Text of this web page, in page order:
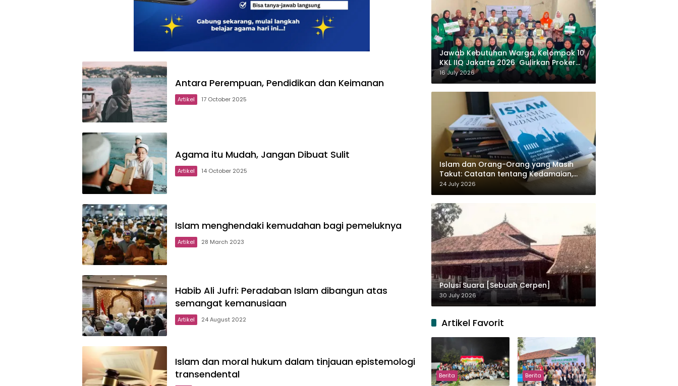
Antara Perempuan, Pendidikan dan Keimanan
Artikel 17 October 2025
Agama itu Mudah, Jangan Dibuat Sulit
Artikel 14 October 2025
Islam menghendaki kemudahan bagi pemeluknya
Artikel 28 March 2023
Habib Ali Jufri: Peradaban Islam dibangun atas
semangat kemanusiaan
Artikel 24 August 2022
Islam dan moral hukum dalam tinjauan epistemologi
transendental
Jawab Kebutuhan Warga, Kelompok 10
KKL IIQ Jakarta 2026 Gulirkan Proker
Wakaf Al-Qur’an di Sukamanah
16 July 2026
Islam dan Orang-Orang yang Masih
Takut: Catatan tentang Kedamaian,
Kemajemukan, dan Negara dalam
Pemikiran Masykuri Abdillah
24 July 2026
Polusi Suara [Sebuah Cerpen]
30 July 2026
Artikel Favorit
Berita Berita